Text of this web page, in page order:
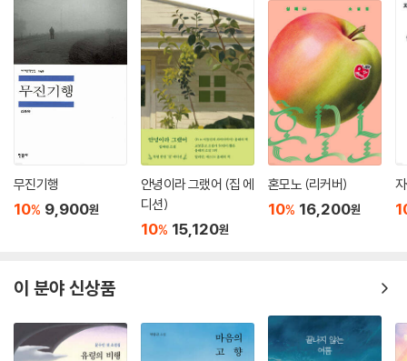
무진기행
10% 9,900원
안녕이라 그랬어 (집 에
디션)
10% 15,120원
혼모노 (리커버)
10% 16,200원
이 분야 신상품